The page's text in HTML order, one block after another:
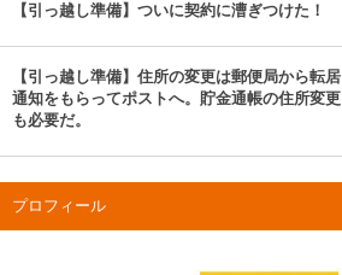
【引っ越し準備】ついに契約に漕ぎつけた！
【引っ越し準備】住所の変更は郵便局から転居
通知をもらってポストへ。貯金通帳の住所変更
も必要だ。
プロフィール